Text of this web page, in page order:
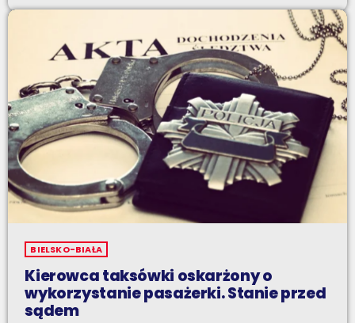
BIELSKO-BIAŁA
Kierowca taksówki oskarżony o
wykorzystanie pasażerki. Stanie przed
sądem